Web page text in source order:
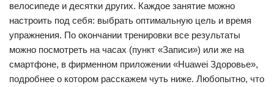
велосипеде и десятки других. Каждое занятие можно
настроить под себя: выбрать оптимальную цель и время
упражнения. По окончании тренировки все результаты
можно посмотреть на часах (пункт «Записи») или же на
смартфоне, в фирменном приложении «Huawei Здоровье»,
подробнее о котором расскажем чуть ниже. Любопытно, что